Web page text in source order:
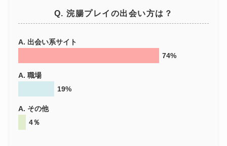
Q. 浣腸プレイの出会い方は？
A. 出会い系サイト
74%
A. 職場
19%
A. その他
4％